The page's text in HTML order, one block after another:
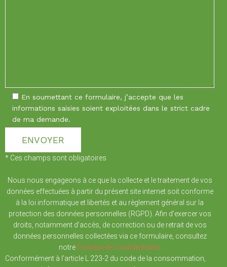
En soumettant ce formulaire, j’accepte que les
informations saisies soient exploitées dans le strict cadre
de ma demande.
* Ces champs sont obligatoires
Nous nous engageons à ce que la collecte et le traitement de vos
données effectuées à partir du présent site internet soit conforme
à la loi informatique et libertés et au règlement général sur la
protection des données personnelles (RGPD). Afin d’exercer vos
droits, notamment d’accès, de correction ou de retrait de vos
données personnelles collectées via ce formulaire, consultez
notre Politique de confidentialité.
Conformément à l’article L 223-2 du code de la consommation,